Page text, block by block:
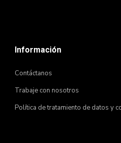
Información
Contáctanos
Trabaje con nosotros
Política de tratamiento de datos y